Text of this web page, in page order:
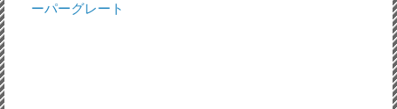
ーパーグレート